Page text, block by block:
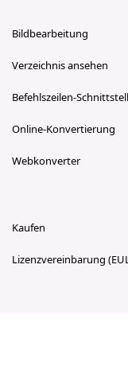
Bildbearbeitung
Verzeichnis ansehen
Befehlszeilen-
Online-Konvertierung
Webkonverter
Kaufen
Lizenzvereinbarung